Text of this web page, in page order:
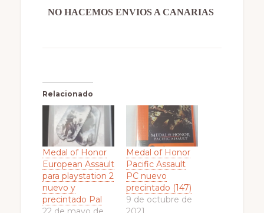
NO HACEMOS ENVIOS A CANARIAS
Relacionado
Medal of Honor
European Assault
para playstation 2
nuevo y
precintado Pal
Medal of Honor
Pacific Assault
PC nuevo
precintado (147)
9 de octubre de